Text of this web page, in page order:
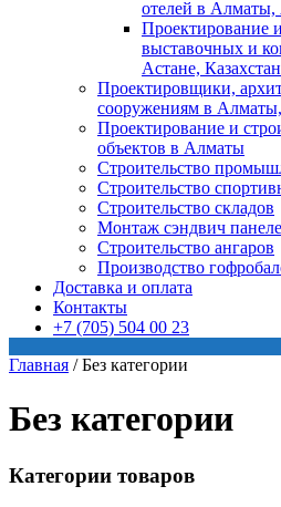
отелей в Алматы,
Проектирование
выставочных и
Астане,
Проектировщики,
сооружениям в
Проектирование и
объектов в Алматы
Строительство
Строительство
Строительство складов
Монтаж сэндвич
Строительство ангаров
Производство
Доставка и оплата
Контакты
+7 (705) 504 00 23
Главная /Без категории
Без категории
Категории товаров